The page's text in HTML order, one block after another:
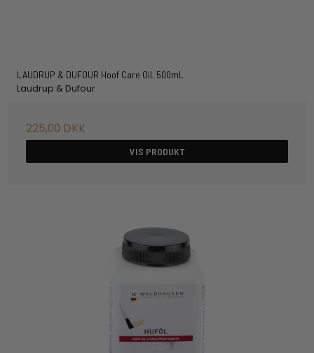
LAUDRUP & DUFOUR Hoof Care Oil. 500mL
Laudrup & Dufour
225,00 DKK
VIS PRODUKT